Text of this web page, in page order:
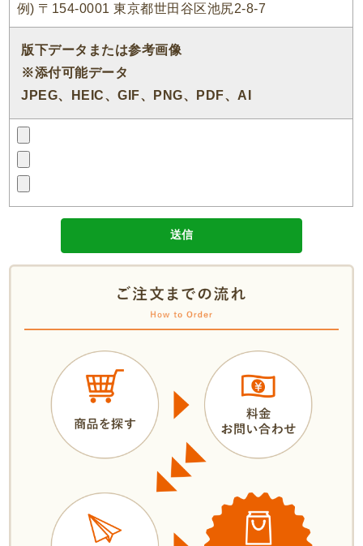
例) 〒154-0001 東京都世田谷区池尻2-8-7
版下データまたは参考画像
※添付可能データ
JPEG、HEIC、GIF、PNG、PDF、AI